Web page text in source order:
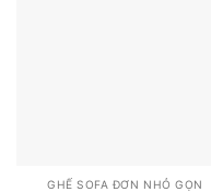
GHẾ SOFA ĐƠN NHỎ GỌN